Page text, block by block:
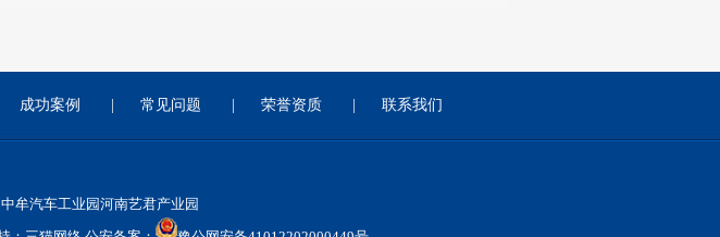
成功案例 常见问题 荣誉资质 联系我们
牟汽车工业园河南艺君产业园